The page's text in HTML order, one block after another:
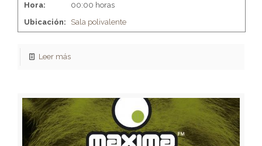
Hora:
00:00 horas
Ubicación:
Sala polivalente
Leer más